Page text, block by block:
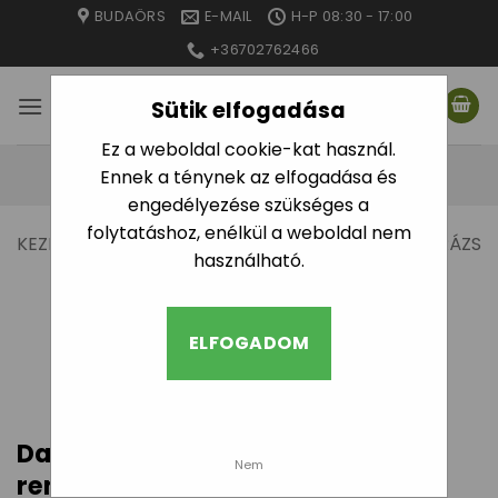
Sütik elfogadása
Ez a weboldal cookie-kat használ.
Ennek a ténynek az elfogadása és
engedélyezése szükséges a
folytatáshoz, enélkül a weboldal nem
használható.
ELFOGADOM
Nem
content
BUDAÖRS E-MAIL
H-P 08:30 - 17:00
+36702762466
KEZDŐLAP / EGYÉB / KÁRTEVŐ RIASZTÓK /
DARÁZS
DARÁZSCSAPDA ÉS UTÁNTÖLTŐ
SZŰRÉS
Darázscsapdák – termékek, árak
rendelés